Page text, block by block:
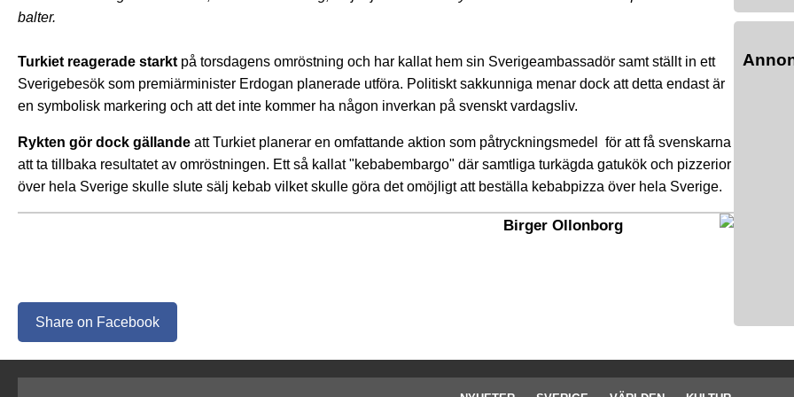
balter.
Turkiet reagerade starkt på torsdagens omröstning och har kallat hem sin Sverigeambassadör samt ställt in ett
Sverigebesök som premiärminister Erdogan planerade utföra. Politiskt sakkunniga menar dock att detta endast är
en symbolisk markering och att det inte kommer ha någon inverkan på svenskt vardagsliv.
Rykten gör dock gällande att Turkiet planerar en omfattande aktion som påtryckningsmedel för att få svenskarna
att ta tillbaka resultatet av omröstningen. Ett så kallat "kebabembargo" där samtliga turkägda gatukök och pizzerior
över hela Sverige skulle slute sälj kebab vilket skulle göra det omöjligt att beställa kebabpizza över hela Sverige.
Birger Ollonborg
Share on Facebook